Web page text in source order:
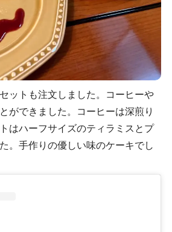
ットも注文しました。コーヒーや
ができました。コーヒーは深煎り
はハーフサイズのティラミスとプ
。手作りの優しい味のケーキでし